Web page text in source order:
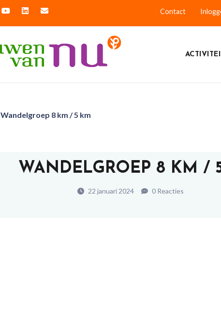
Contact
Wandelgroep 8 km / 5 km
WANDELGROEP 8 KM /
22 januari 2024 0 Reacties